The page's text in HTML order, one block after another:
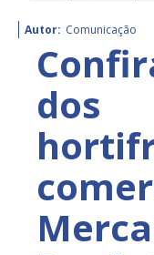
Autor: Comunicação
dos